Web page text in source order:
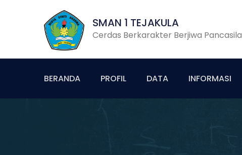
SMAN 1 TEJAKULA
Cerdas Berkarakter Berjiwa Pancasila
BERANDA PROFIL DATA INFORMASI